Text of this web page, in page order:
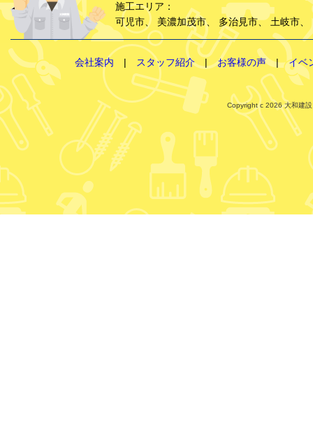
施工エリア：
可児市、 美濃加茂市、 多治見市、土岐市、
会社案内 | スタッフ紹介|お客様の声|イベ
Copyright c 2026 大和建